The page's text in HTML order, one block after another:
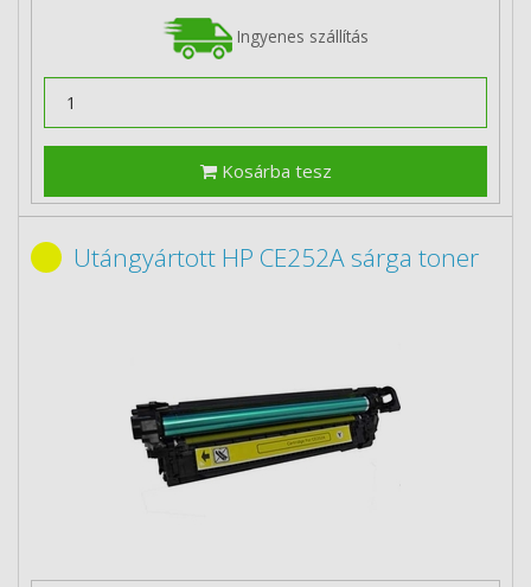
Ingyenes szállítás
Kosárba tesz
Utángyártott HP CE252A sárga toner